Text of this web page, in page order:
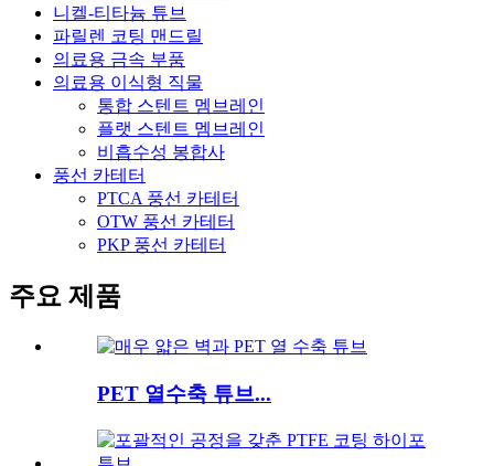
니켈-티타늄 튜브
파릴렌 코팅 맨드릴
의료용 금속 부품
의료용 이식형 직물
통합 스텐트 멤브레인
플랫 스텐트 멤브레인
비흡수성 봉합사
풍선 카테터
PTCA 풍선 카테터
OTW 풍선 카테터
PKP 풍선 카테터
주요 제품
PET 열수축 튜브...